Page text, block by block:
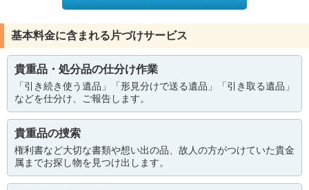
基本料金に含まれる片づけサービス
貴重品・処分品の仕分け作業
「引き続き使う遺品」「形見分けで送る遺品」「引き取る遺品」
などを仕分け、ご報告します。
貴重品の捜索
権利書など大切な書類や想い出の品、故人の方がつけていた貴金
属までお探し物を見つけ出します。